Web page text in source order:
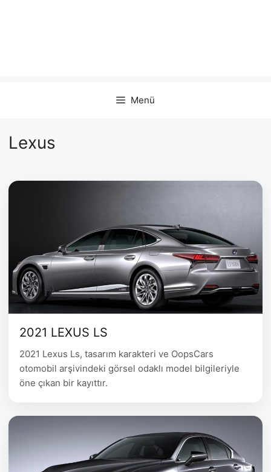
Menü
Lexus
2021 LEXUS LS
2021 Lexus Ls, tasarım karakteri ve OopsCars
otomobil arşivindeki görsel odaklı model bilgileriyle
öne çıkan bir kayıttır.